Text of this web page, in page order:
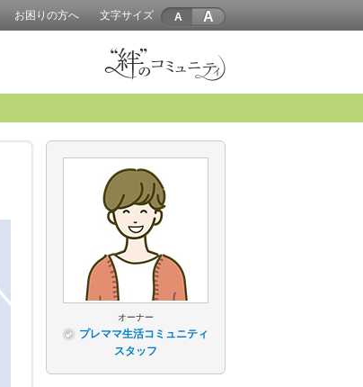
お困りの方へ 文字サイズ A
オーナー
プレママ生活コミュニティ
スタッフ